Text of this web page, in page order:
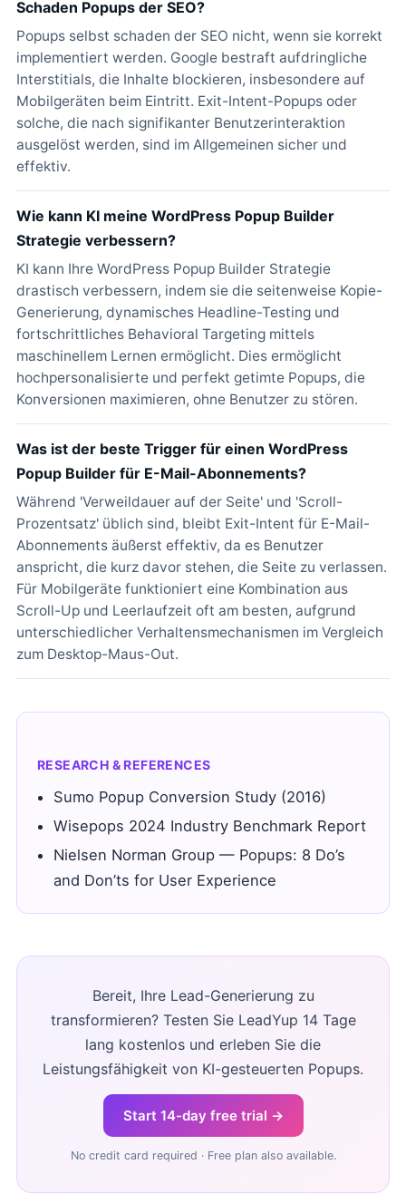
Schaden Popups der SEO?
Popups selbst schaden der SEO nicht, wenn sie korrekt
implementiert werden. Google bestraft aufdringliche
Interstitials, die Inhalte blockieren, insbesondere auf
Mobilgeräten beim Eintritt. Exit-Intent-Popups oder
solche, die nach signifikanter Benutzerinteraktion
ausgelöst werden, sind im Allgemeinen sicher und
effektiv.
Wie kann KI meine WordPress Popup Builder
Strategie verbessern?
KI kann Ihre WordPress Popup Builder Strategie
drastisch verbessern, indem sie die seitenweise Kopie-
Generierung, dynamisches Headline-Testing und
fortschrittliches Behavioral Targeting mittels
maschinellem Lernen ermöglicht. Dies ermöglicht
hochpersonalisierte und perfekt getimte Popups, die
Konversionen maximieren, ohne Benutzer zu stören.
Was ist der beste Trigger für einen WordPress
Popup Builder für E-Mail-Abonnements?
Während 'Verweildauer auf der Seite' und 'Scroll-
Prozentsatz' üblich sind, bleibt Exit-Intent für E-Mail-
Abonnements äußerst effektiv, da es Benutzer
anspricht, die kurz davor stehen, die Seite zu verlassen.
Für Mobilgeräte funktioniert eine Kombination aus
Scroll-Up und Leerlaufzeit oft am besten, aufgrund
unterschiedlicher Verhaltensmechanismen im Vergleich
zum Desktop-Maus-Out.
RESEARCH & REFERENCES
Sumo Popup Conversion Study (2016)
Wisepops 2024 Industry Benchmark Report
Nielsen Norman Group — Popups: 8 Do’s
and Don’ts for User Experience
Bereit, Ihre Lead-Generierung zu
transformieren? Testen Sie LeadYup 14 Tage
lang kostenlos und erleben Sie die
Leistungsfähigkeit von KI-gesteuerten Popups.
Start 14-day free trial →
No credit card required · Free plan also available.